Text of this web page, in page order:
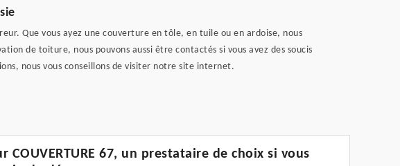
Que vous ayez une couverture en tôle, en tuile ou en ardoise, nous
de toiture, nous pouvons aussi être contactés si vous avez des soucis
nous vous conseillons de visiter notre site internet.
COUVERTURE 67, un prestataire de choix si vous